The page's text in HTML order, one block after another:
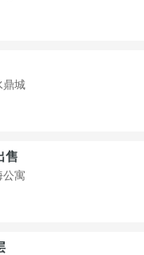
鼎城
售
公寓